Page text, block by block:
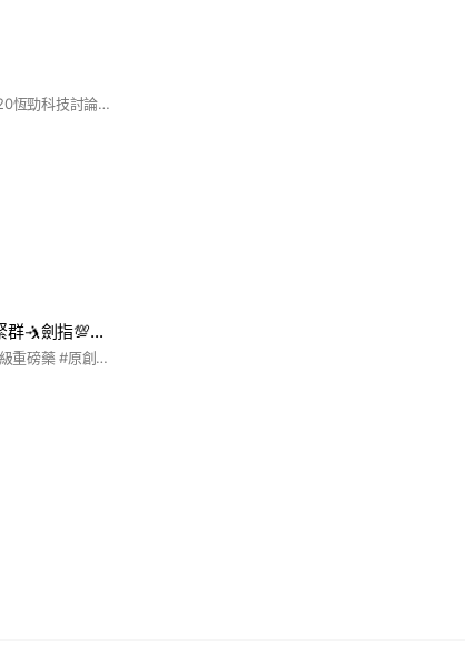
股票投資討論群組，以6920恆勁科技討論為主要，互相分享資訊。
7871安立璽榮all in抱緊群🤺劍指💯億神藥
#阿茲海默症 #白斑症 #超級重磅藥 #原創新藥 #護國神山 #安立璽榮 #EI-1071 #黃雪芬